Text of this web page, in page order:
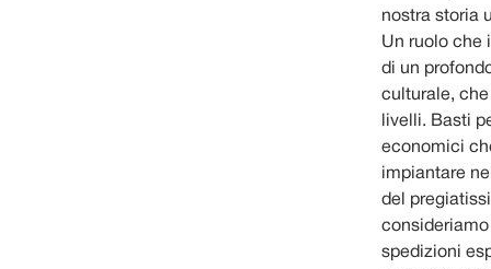
nostra storia
Un ruolo che
di un
culturale,
livelli. Basti
economici
impiantare
del
spedizioni